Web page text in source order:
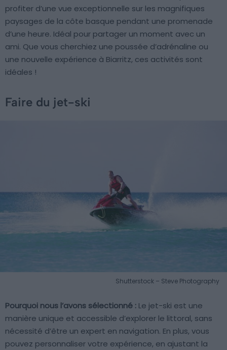
profiter d’une vue exceptionnelle sur les magnifiques
paysages de la côte basque pendant une promenade
d’une heure. Idéal pour partager un moment avec un
ami. Que vous cherchiez une poussée d’adrénaline ou
une nouvelle expérience à Biarritz, ces activités sont
idéales !
Faire du jet-ski
Shutterstock – Steve Photography
Pourquoi nous l’avons sélectionné : Le jet-ski est une
manière unique et accessible d’explorer le littoral, sans
nécessité d’être un expert en navigation. En plus, vous
pouvez personnaliser votre expérience, en ajustant la